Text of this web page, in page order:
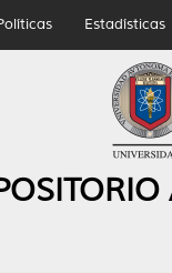
Estadísticas